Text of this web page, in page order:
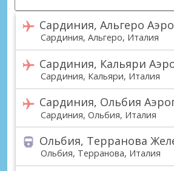
Сардиния, Альгеро
Сардиния, Альгеро, Италия
Сардиния, Кальяри
Сардиния, Кальяри, Италия
Сардиния, Ольбия
Сардиния, Ольбия, Италия
Ольбия, Терранова
Ольбия, Терранова, Италия